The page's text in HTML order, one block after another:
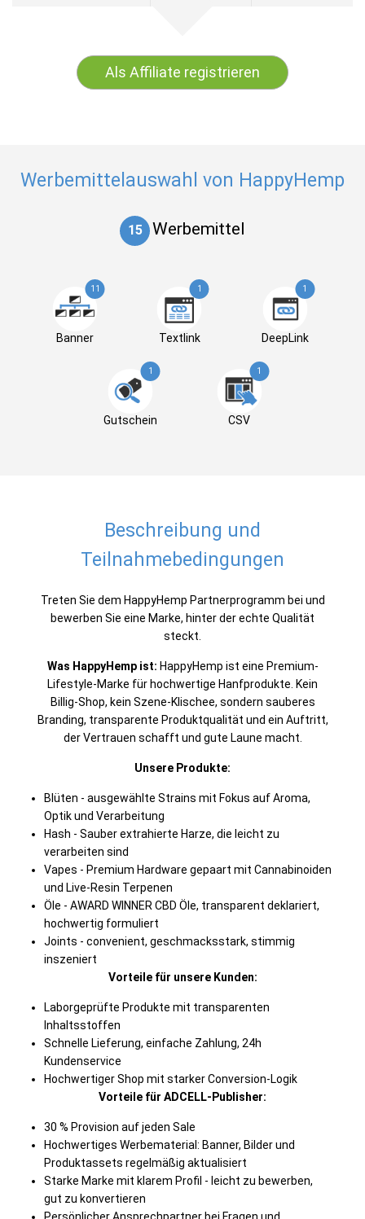
Als Affiliate registrieren
Werbemittelauswahl von HappyHemp
15 Werbemittel
11
Banner
1
Textlink
1
DeepLink
1
Gutschein
1
CSV
Beschreibung und
Teilnahmebedingungen
Treten Sie dem HappyHemp Partnerprogramm bei und
bewerben Sie eine Marke, hinter der echte Qualität
steckt.
Was HappyHemp ist: HappyHemp ist eine Premium-
Lifestyle-Marke für hochwertige Hanfprodukte. Kein
Billig-Shop, kein Szene-Klischee, sondern sauberes
Branding, transparente Produktqualität und ein Auftritt,
der Vertrauen schafft und gute Laune macht.
Unsere Produkte:
Blüten - ausgewählte Strains mit Fokus auf Aroma,
Optik und Verarbeitung
Hash - Sauber extrahierte Harze, die leicht zu
verarbeiten sind
Vapes - Premium Hardware gepaart mit Cannabinoiden
und Live-Resin Terpenen
Öle - AWARD WINNER CBD Öle, transparent deklariert,
hochwertig formuliert
Joints - convenient, geschmacksstark, stimmig
inszeniert
Vorteile für unsere Kunden:
Laborgeprüfte Produkte mit transparenten
Inhaltsstoffen
Schnelle Lieferung, einfache Zahlung, 24h
Kundenservice
Hochwertiger Shop mit starker Conversion-Logik
Vorteile für ADCELL-Publisher:
30 % Provision auf jeden Sale
Hochwertiges Werbematerial: Banner, Bilder und
Produktassets regelmäßig aktualisiert
Starke Marke mit klarem Profil - leicht zu bewerben,
gut zu konvertieren